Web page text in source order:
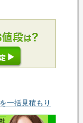
一括見積もり